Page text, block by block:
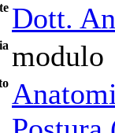
Dott.
modulo